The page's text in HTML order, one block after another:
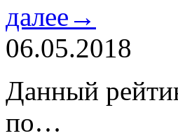
далее→
06.05.2018
Данный
по…